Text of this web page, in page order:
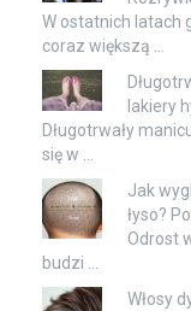
W ostatnich latach
coraz większą …
lakiery
Długotrwały
się w …
Jak
łyso?
Odrost
budzi …
Włosy